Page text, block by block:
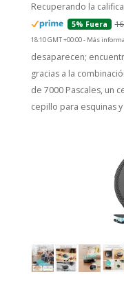
Recuperando la
5% Fuera
18:10 GMT +00:00 - Más
desaparecen;
gracias a la
de 7000 Pascales, un
cepillo para esquinas